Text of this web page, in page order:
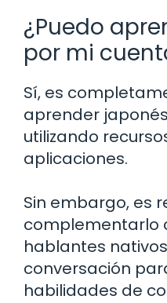
¿Puedo
por mi
Sí, es
aprender
utilizando
aplicaciones.
Sin embargo, es
complementarlo
hablantes
conversación
habilidades de